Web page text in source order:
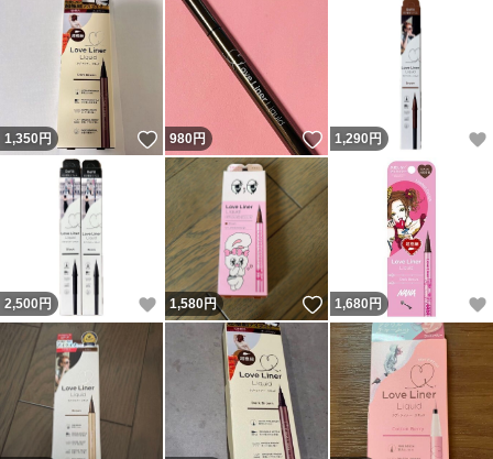
1,350円 いいね！
980円 いいね！
1,290 円
2,500 円 いいね！
1,580円 いいね！
1,680 円